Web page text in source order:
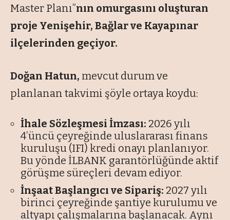
Master Planı”nın omurgasını oluşturan
proje Yenişehir, Bağlar ve Kayapınar
ilçelerinden geçiyor.
Doğan Hatun, mevcut durum ve
planlanan takvimi şöyle ortaya koydu:
İhale Sözleşmesi İmzası: 2026 yılı
4’üncü çeyreğinde uluslararası finans
kuruluşu (IFI) kredi onayı planlanıyor.
Bu yönde İLBANK garantörlüğünde aktif
görüşme süreçleri devam ediyor.
İnşaat Başlangıcı ve Sipariş: 2027 yılı
birinci çeyreğinde şantiye kurulumu ve
altyapı çalışmalarına başlanacak. Aynı